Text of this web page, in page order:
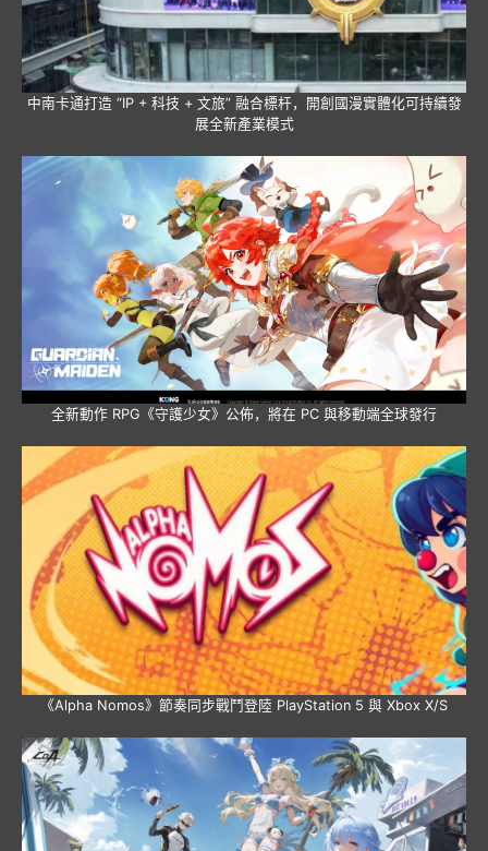
中南卡通打造 “IP + 科技 + 文旅” 融合標杆，開創國漫實體化可持續發
展全新產業模式
全新動作 RPG《守護少女》公佈，將在 PC 與移動端全球發行
《Alpha Nomos》節奏同步戰鬥登陸 PlayStation 5 與 Xbox X/S